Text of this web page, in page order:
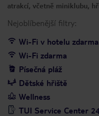
atrakcí, včetně miniklubu,
Nejoblíbenější filtry:
Wi-Fi v hotelu zdarma
Wi-Fi zdarma
Písečná pláž
Dětské hřiště
Wellness
TUI Service Center